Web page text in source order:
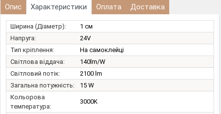
Опис Характеристики Оплата Доставка
Ширина (Діаметр):
1 см
Напруга:
24V
Тип кріплення:
На самоклейці
Світлова віддача:
140lm/W
Світловий потік:
2100 lm
Загальна потужність:
15 W
Кольорова
температура:
3000K